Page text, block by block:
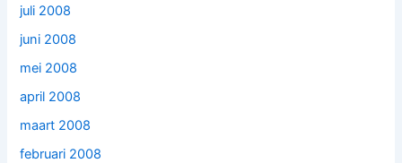
juli 2008
juni 2008
mei 2008
april 2008
maart 2008
februari 2008